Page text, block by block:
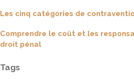
Les cinq catégories de
Comprendre le coût et les
droit pénal
Tags